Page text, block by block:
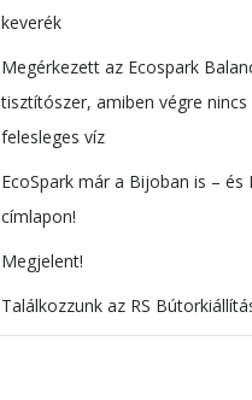
keverék
Megérkezett az Ecospark
tisztítószer, amiben végre nincs
felesleges víz
EcoSpark már a Bijoban is – és
címlapon!
Megjelent!
Találkozzunk az RS